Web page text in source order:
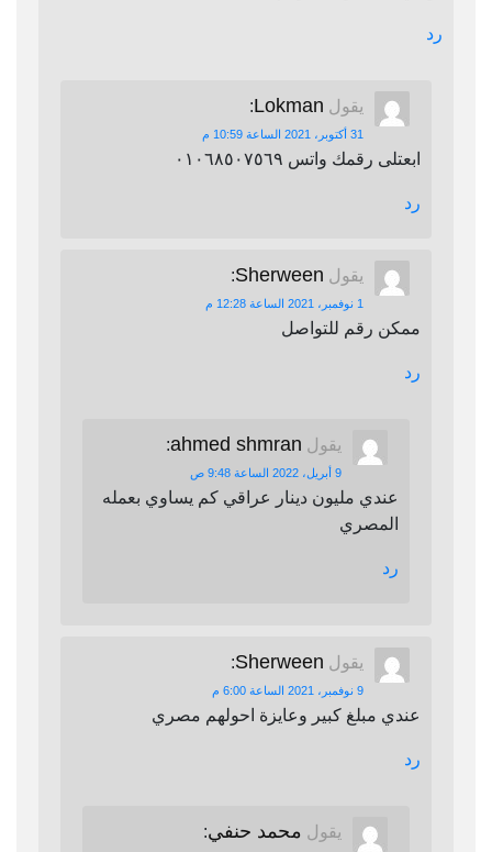
رد
يقول Lokman
:
31 أكتوبر، 2021 الساعة 10:59 م
ابعتلى رقمك واتس ٠١٠٦٨٥٠٧٥٦٩
رد
يقول Sherween
:
1 نوفمبر، 2021 الساعة 12:28 م
ممكن رقم للتواصل
رد
يقول ahmed shmran
:
9 أبريل، 2022 الساعة 9:48 ص
عندي مليون دينار عراقي كم يساوي بعمله
المصري
رد
يقول Sherween
:
9 نوفمبر، 2021 الساعة 6:00 م
عندي مبلغ كبير وعايزة احولهم مصري
رد
يقول محمد حنفي: